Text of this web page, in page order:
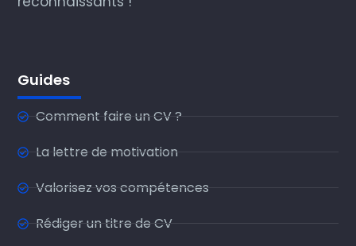
Guides
Comment faire un CV ?
La lettre de motivation
Valorisez vos compétences
Rédiger un titre de CV